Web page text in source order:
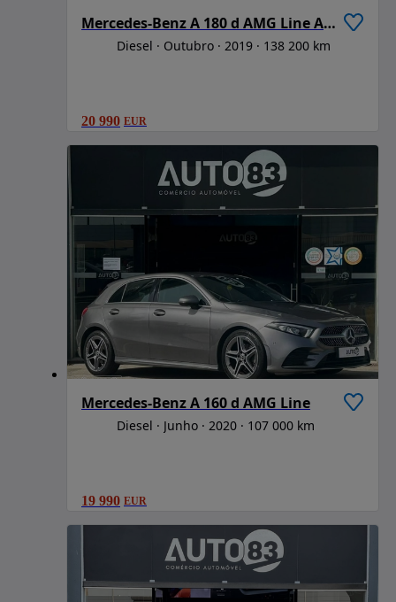
Mercedes-Benz A 180 d AMG Line Aut.
Diesel Outubro 2019 138 200 km
20 990 EUR
Mercedes-Benz A 160 d AMG Line
Diesel Junho 2020 107 000 km
19 990 EUR